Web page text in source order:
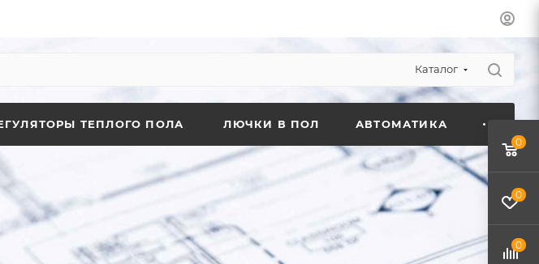
Каталог
ТЕПЛОГО ПОЛА ЛЮЧКИ В ПОЛ АВТОМАТИКА
0
0
0